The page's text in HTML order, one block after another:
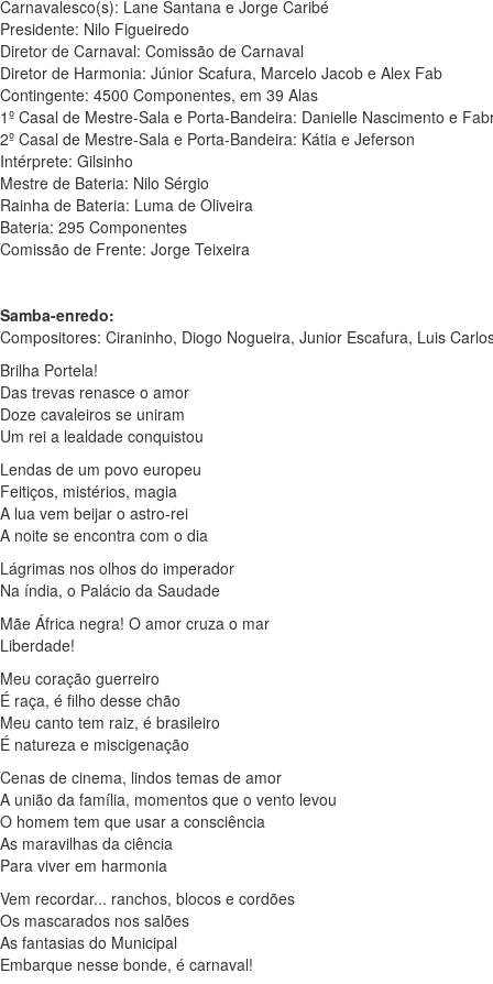
Carnavalesco(s): Lane Santana e Jorge Caribé
Presidente: Nilo Figueiredo
Diretor de Carnaval: Comissão de Carnaval
Diretor de Harmonia: Júnior Scafura, Marcelo Jacob e Alex Fab
Contingente: 4500 Componentes, em 39 Alas
1º Casal de Mestre-Sala e Porta-Bandeira: Danielle Nascimento e
2º Casal de Mestre-Sala e Porta-Bandeira: Kátia e Jeferson
Intérprete: Gilsinho
Mestre de Bateria: Nilo Sérgio
Rainha de Bateria: Luma de Oliveira
Bateria: 295 Componentes
Comissão de Frente: Jorge Teixeira
Samba-enredo:
Compositores: Ciraninho, Diogo Nogueira, Junior Escafura, Luis
Brilha Portela!
Das trevas renasce o amor
Doze cavaleiros se uniram
Um rei a lealdade conquistou
Lendas de um povo europeu
Feitiços, mistérios, magia
A lua vem beijar o astro-rei
A noite se encontra com o dia
Lágrimas nos olhos do imperador
Na índia, o Palácio da Saudade
Mãe África negra! O amor cruza o mar
Liberdade!
Meu coração guerreiro
É raça, é filho desse chão
Meu canto tem raiz, é brasileiro
É natureza e miscigenação
Cenas de cinema, lindos temas de amor
A união da família, momentos que o vento levou
O homem tem que usar a consciência
As maravilhas da ciência
Para viver em harmonia
Vem recordar... ranchos, blocos e cordões
Os mascarados nos salões
As fantasias do Municipal
Embarque nesse bonde, é carnaval!